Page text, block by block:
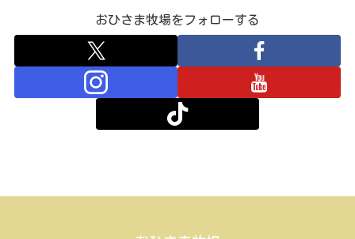
おひさま牧場をフォローする